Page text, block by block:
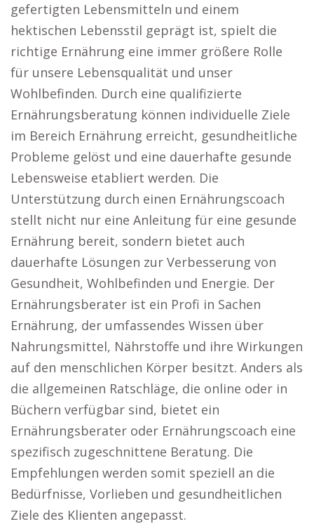
gefertigten Lebensmitteln und einem
hektischen Lebensstil geprägt ist, spielt die
richtige Ernährung eine immer größere Rolle
für unsere Lebensqualität und unser
Wohlbefinden. Durch eine qualifizierte
Ernährungsberatung können individuelle Ziele
im Bereich Ernährung erreicht, gesundheitliche
Probleme gelöst und eine dauerhafte gesunde
Lebensweise etabliert werden. Die
Unterstützung durch einen Ernährungscoach
stellt nicht nur eine Anleitung für eine gesunde
Ernährung bereit, sondern bietet auch
dauerhafte Lösungen zur Verbesserung von
Gesundheit, Wohlbefinden und Energie. Der
Ernährungsberater ist ein Profi in Sachen
Ernährung, der umfassendes Wissen über
Nahrungsmittel, Nährstoffe und ihre Wirkungen
auf den menschlichen Körper besitzt. Anders als
die allgemeinen Ratschläge, die online oder in
Büchern verfügbar sind, bietet ein
Ernährungsberater oder Ernährungscoach eine
spezifisch zugeschnittene Beratung. Die
Empfehlungen werden somit speziell an die
Bedürfnisse, Vorlieben und gesundheitlichen
Ziele des Klienten angepasst.